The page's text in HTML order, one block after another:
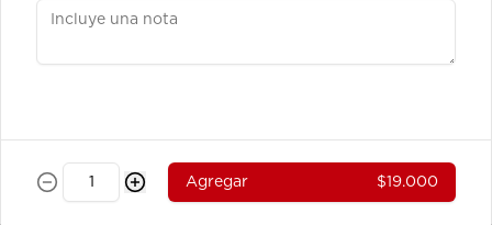
$37.800
Pollo Teriyaki sobre base de
Julianas de pechuga de pollo
Agregar $19.000